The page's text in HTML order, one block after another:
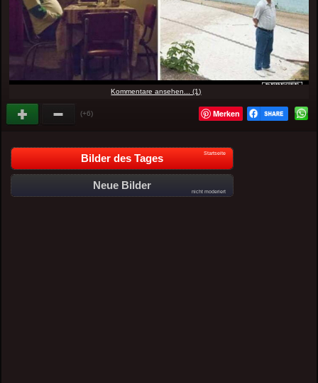
Kommentare ansehen... (1)
(+6) Merken
Bilder des Tages Startseite
Neue Bilder
nicht moderiert